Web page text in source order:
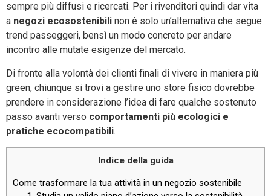
sempre più diffusi e ricercati. Per i rivenditori quindi dar vita
a negozi ecosostenibili non è solo un’alternativa che segue
trend passeggeri, bensì un modo concreto per andare
incontro alle mutate esigenze del mercato.
Di fronte alla volontà dei clienti finali di vivere in maniera più
green, chiunque si trovi a gestire uno store fisico dovrebbe
prendere in considerazione l’idea di fare qualche sostenuto
passo avanti verso comportamenti più ecologici e
pratiche ecocompatibili.
Indice della guida
Come trasformare la tua attività in un negozio sostenibile